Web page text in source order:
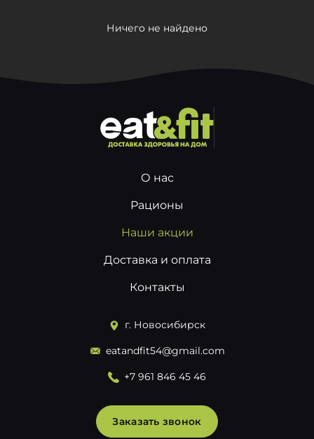
Ничего не найдено
О нас
Рационы
Наши акции
Доставка и оплата
Контакты
г. Новосибирск
eatandfit54@gmail.com
+7 961 846 45 46
Заказать звонок